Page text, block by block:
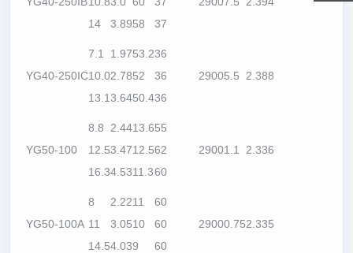
14
3.8958
37
YG40-250IC
7.1
10.0
13.1
1.97
2.78
3.64
53.2
52
50.4
36
36
36
29005.5 2.388
YG50-100
8.8
12.5
16.3
2.44
3.47
4.53
13.6
12.5
11.3
55
62
60
29001.1 2.336
YG50-100A
8
11
14.5
2.22
3.05
4.03
11
10
9
60
60
60
29000.752.335